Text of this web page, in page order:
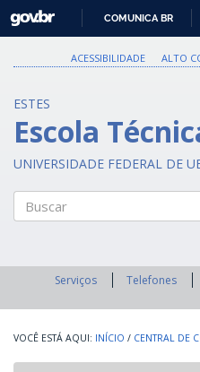
GOVBR
COMUNICA BR
ACESSIBILIDADE ALTO
ESTES
Escola
UNIVERSIDADE FEDERAL DE
Serviços Telefones
INÍCIO / CENTRAL DE